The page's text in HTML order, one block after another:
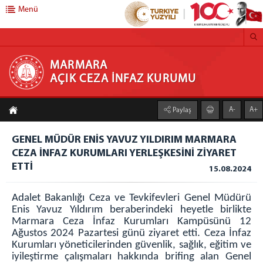
MARMARA AÇIK CEZA İNFAZ KURUMU
Anasayfa
Kurumumuz
Faaliyet Alanı
Duruşma Salonu
Çamaşırhane
Isı Merkezi
Galeri
Açık C.İ.K
Menü
MARMARA
AÇIK CEZA İNFAZ KURUMU
Paylaş A- A+
GENEL MÜDÜR ENİS YAVUZ YILDIRIM MARMARA
CEZA İNFAZ KURUMLARI YERLEŞKESİNİ ZİYARET
ETTİ
15.08.2024
Adalet Bakanlığı Ceza ve Tevkifevleri Genel Müdürü
Enis Yavuz Yıldırım beraberindeki heyetle birlikte
Marmara Ceza İnfaz Kurumları Kampüsünü 12
Ağustos 2024 Pazartesi günü ziyaret etti. Ceza İnfaz
Kurumları yöneticilerinden güvenlik, sağlık, eğitim ve
iyileştirme çalışmaları hakkında brifing alan Genel